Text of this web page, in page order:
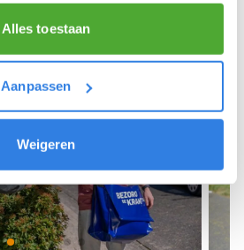
Alles toestaan
Aanpassen
Weigeren